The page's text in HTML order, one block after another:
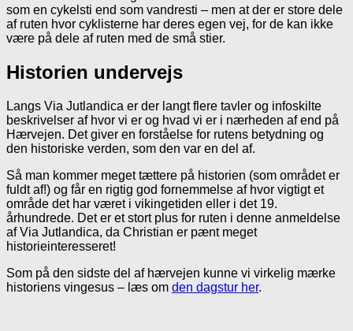
som en cykelsti end som vandresti – men at der er store dele
af ruten hvor cyklisterne har deres egen vej, for de kan ikke
være på dele af ruten med de små stier.
Historien undervejs
Langs Via Jutlandica er der langt flere tavler og infoskilte
beskrivelser af hvor vi er og hvad vi er i nærheden af end på
Hærvejen. Det giver en forståelse for rutens betydning og
den historiske verden, som den var en del af.
Så man kommer meget tættere på historien (som området er
fuldt af!) og får en rigtig god fornemmelse af hvor vigtigt et
område det har været i vikingetiden eller i det 19.
århundrede. Det er et stort plus for ruten i denne anmeldelse
af Via Jutlandica, da Christian er pænt meget
historieinteresseret!
Som på den sidste del af hærvejen kunne vi virkelig mærke
historiens vingesus – læs om den dagstur her.